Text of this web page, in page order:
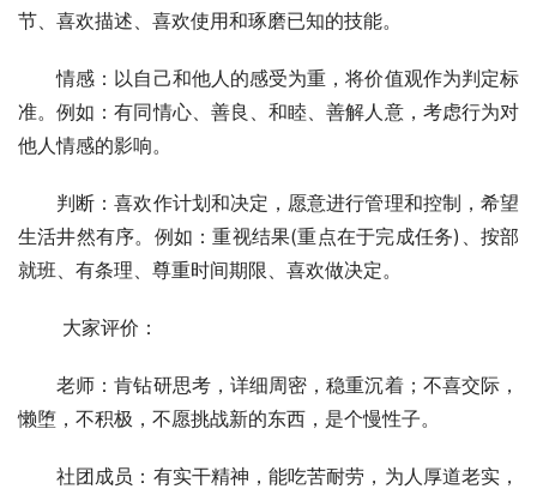
节、喜欢描述、喜欢使用和琢磨已知的技能。
情感：以自己和他人的感受为重，将价值观作为判定标
准。例如：有同情心、善良、和睦、善解人意，考虑行为对
他人情感的影响。
判断：喜欢作计划和决定，愿意进行管理和控制，希望
生活井然有序。例如：重视结果(重点在于完成任务)、按部
就班、有条理、尊重时间期限、喜欢做决定。
大家评价：
老师：肯钻研思考，详细周密，稳重沉着；不喜交际，
懒堕，不积极，不愿挑战新的东西，是个慢性子。
社团成员：有实干精神，能吃苦耐劳，为人厚道老实，